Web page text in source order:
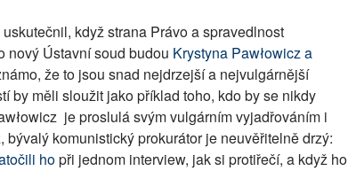
když strana Právo a spravedlnost
nový Ústavní soud budou Krystyna Pawłowicz a
že to jsou snad nejdrzejší a nejvulgárnější
by měli sloužit jako příklad toho, kdo by se nikdy
je proslulá svým vulgárním vyjadřováním i
bývalý komunistický prokurátor je neuvěřitelně drzý:
hopři jednom interview, jak si protiřečí, a když ho